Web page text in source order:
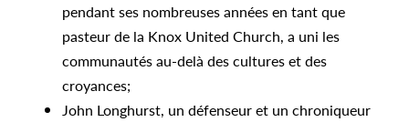
pendant ses nombreuses années en tant que
pasteur de la Knox United Church, a uni les
communautés au-delà des cultures et des
croyances;
John Longhurst, un défenseur et un chroniqueur